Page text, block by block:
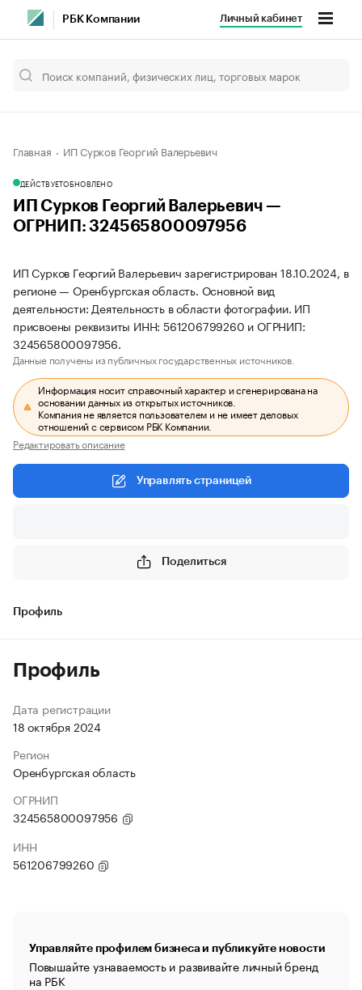
РБК Компании Личный кабинет
Главная ИП Сурков Георгий Валерьевич
ДЕЙСТВУЕТОБНОВЛЕНО
ИП Сурков Георгий Валерьевич —
ОГРНИП: 324565800097956
ИП Сурков Георгий Валерьевич зарегистрирован 18.10.2024, в
регионе — Оренбургская область. Основной вид
деятельности: Деятельность в области фотографии. ИП
присвоены реквизиты ИНН: 561206799260 и ОГРНИП:
324565800097956.
Данные получены из публичных государственных источников.
Информация носит справочный характер и сгенерирована на
основании данных из открытых источников.
Компания не является пользователем и не имеет деловых
отношений с сервисом РБК Компании.
Редактировать описание
Управлять страницей
Поделиться
Профиль
Профиль
Дата регистрации
18 октября 2024
Регион
Оренбургская область
ОГРНИП
324565800097956
ИНН
561206799260
Управляйте профилем бизнеса и публикуйте новости
Повышайте узнаваемость и развивайте личный бренд
на РБК